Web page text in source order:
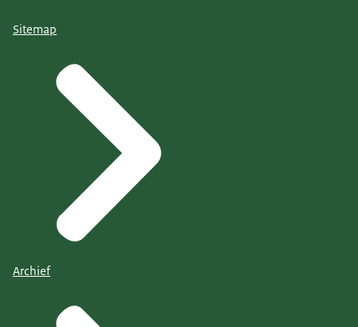
Sitemap
Archief